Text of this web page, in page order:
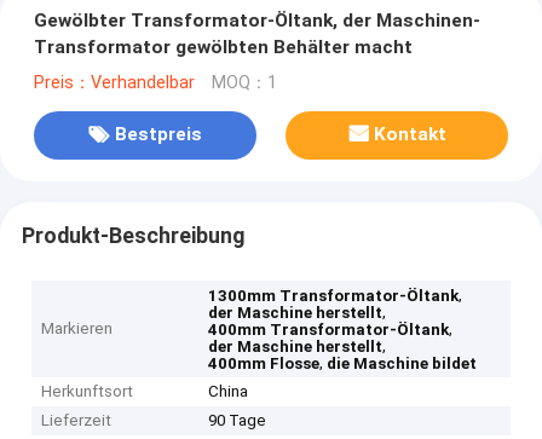
Gewölbter Transformator-Öltank, der Maschinen-
Transformator gewölbten Behälter macht
Preis：Verhandelbar MOQ：1
Bestpreis Kontakt
Produkt-Beschreibung
Markieren
1300mm Transformator-Öltank,
der Maschine herstellt,
400mm Transformator-Öltank,
der Maschine herstellt,
400mm Flosse, die Maschine bildet
Herkunftsort
China
Lieferzeit
90 Tage